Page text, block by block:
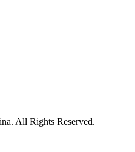
All Rights Reserved.